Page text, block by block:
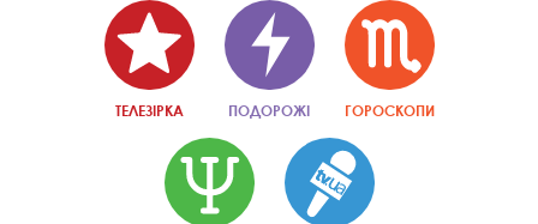
ТЕЛЕЗІРКА ПОДОРОЖІ ГОРОСКОПИ